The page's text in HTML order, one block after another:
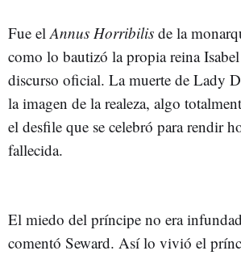
Fue el Annus Horribilis de la
como lo bautizó la propia reina
discurso oficial. La muerte de Lady
la imagen de la realeza, algo
el desfile que se celebró para rendir
fallecida.
El miedo del príncipe no era
comentó Seward. Así lo vivió el